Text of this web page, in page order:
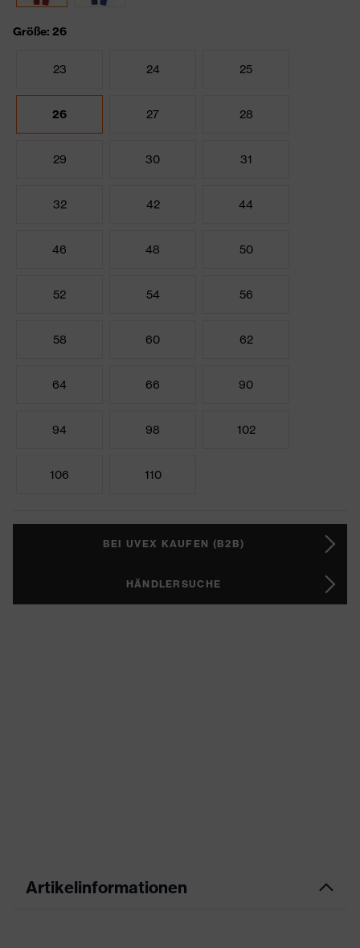
Größe: 26
23 24 25
26 27 28
29 30 31
32 42 44
46 48 50
52 54 56
58 60 62
64 66 90
94 98 102
106 110
BEI UVEX KAUFEN (B2B)
HÄNDLERSUCHE
Artikelinformationen